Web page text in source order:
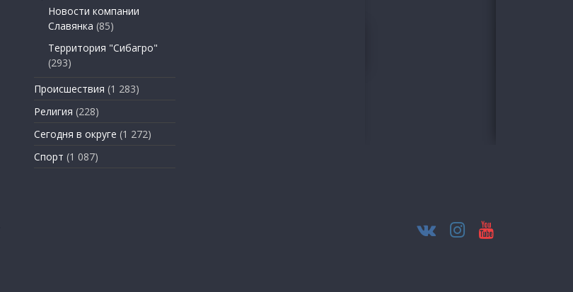
Новости компании
Славянка (85)
Территория "Сибагро"
(293)
Происшествия (1 283)
Религия (228)
Сегодня в округе (1 272)
Спорт (1 087)